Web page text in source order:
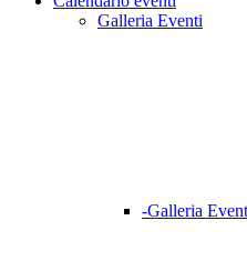
Galleria Eventi
-Galleria